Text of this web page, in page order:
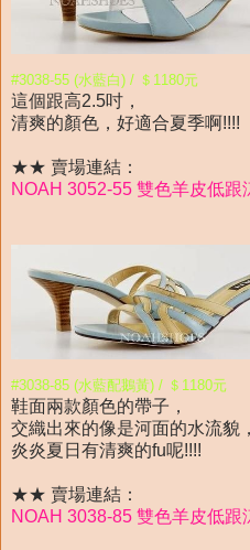
#3038-55 (水藍白) / ＄1180元
這個跟高2.5吋，
清爽的顏色，好適合夏季啊!!!!
★★ 賣場連結：
NOAH 3052-55 雙色羊皮低跟
#3038-85 (水藍配鵝黃) / ＄1180元
鞋面兩款顏色的帶子，
交織出來的像是河面的水流貌，
炎炎夏日有清爽的fu呢!!!!
★★ 賣場連結：
NOAH 3038-85 雙色羊皮低跟